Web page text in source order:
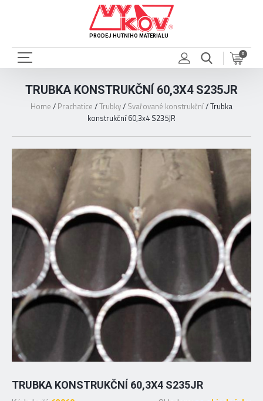
PRODEJ HUTNÍHO MATERIÁLU
0
TRUBKA KONSTRUKČNÍ 60,3X4 S235JR
Home / Prachatice /Trubky/ Svařované konstrukční/Trubka
konstrukční 60,3x4 S235JR
TRUBKA KONSTRUKČNÍ 60,3X4 S235JR